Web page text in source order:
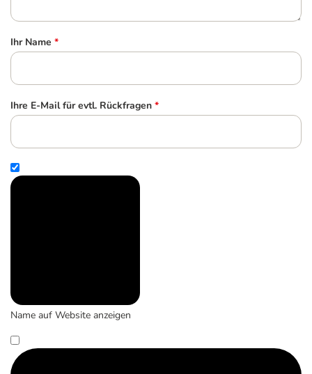
Ihr Name *
Ihre E-Mail für evtl. Rückfragen *
Name auf Website anzeigen